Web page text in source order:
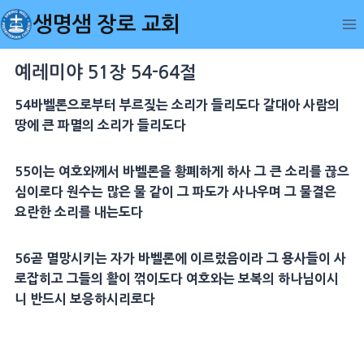
Skip
to
content
생명샘 장로 교회
예레미야 51장 54-64절
54바벨론으로부터 부르짖는 소리가 들리도다 갈대 아 사람의
땅에 큰 파멸의 소리가 들리도다
55이는 여호와께서 바벨론을 황폐하게 하사 그 큰 소리를 끊으
심이로다 원수는 많은 물같이 그 파도가 사나우며 그 물결은
요란한 소리를 내는도다
56곧 멸망시키는 자가 바벨론에 이르렀음이라 그 용사들이 사
로잡히고 그들의 활이 꺾이도다 여호와는 보복의 하나님이시
니 반드시 보응하시리로다